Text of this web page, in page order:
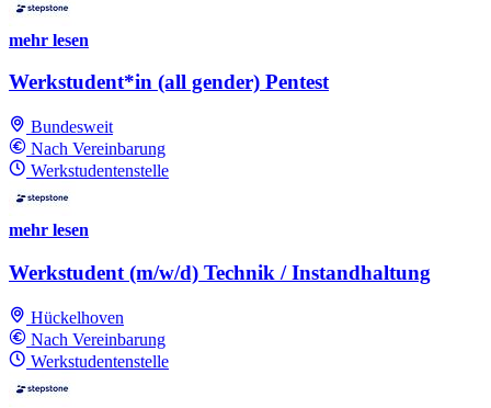
mehr lesen
Werkstudent*in (all gender) Pentest
Bundesweit
Nach Vereinbarung
Werkstudentenstelle
mehr lesen
Werkstudent (m/w/d) Technik / Instandhaltung
Hückelhoven
Nach Vereinbarung
Werkstudentenstelle